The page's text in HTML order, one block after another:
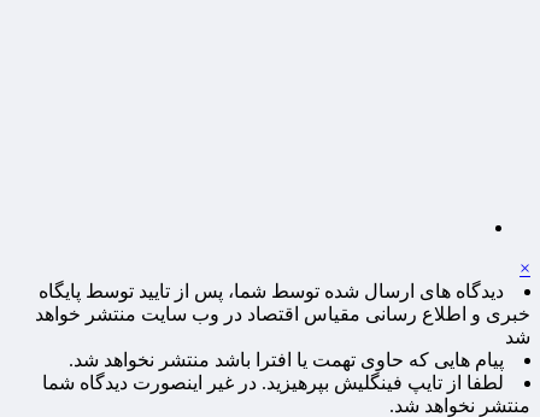
×
دیدگاه های ارسال شده توسط شما، پس از تایید توسط پایگاه
خبری و اطلاع رسانی مقیاس اقتصاد در وب سایت منتشر خواهد
شد
پیام هایی که حاوی تهمت یا افترا باشد منتشر نخواهد شد.
لطفا از تایپ فینگلیش بپرهیزید. در غیر اینصورت دیدگاه شما
منتشر نخواهد شد.